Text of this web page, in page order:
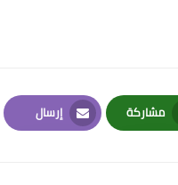
مشاركة
Whatsapp
إرسال
Email